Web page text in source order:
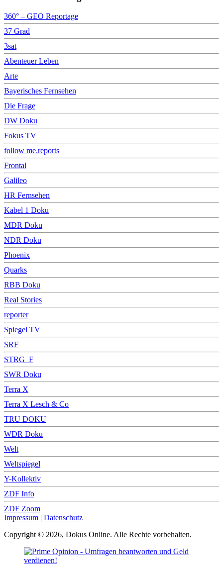
360° – GEO Reportage
37 Grad
3sat
Abenteuer Leben
Arte
Bayerisches Fernsehen
Die Frage
DW Doku
Fokus TV
follow me.reports
Frontal
Galileo
HR Fernsehen
Kabel 1 Doku
MDR Doku
NDR Doku
Phoenix
Quarks
RBB Doku
Real Stories
reporter
Spiegel TV
SRF
STRG_F
SWR Doku
Terra X
Terra X Lesch & Co
TRU DOKU
WDR Doku
Welt
Weltspiegel
Y-Kollektiv
ZDF Info
ZDF Zoom
Impressum | Datenschutz
Copyright © 2026, Dokus Online. Alle Rechte vorbehalten.